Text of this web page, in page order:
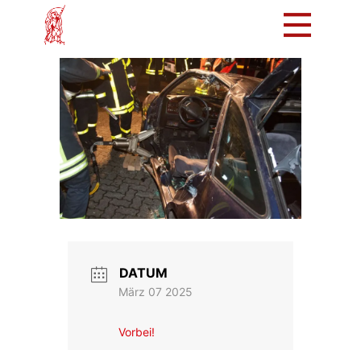
Mach mit!
Löschzug
Tradition
Bürger
Intern
DATUM
März 07 2025
Vorbei!